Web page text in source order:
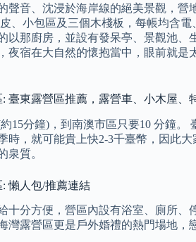
聲音、沈浸於海岸線的絕美景觀，
、小包區及三個木棧板，每帳均含
以那廚房，並設有發呆亭、景觀池
夜宿在大自然的懷抱當中，眼前就
臺東露營區推薦，露營車、小木屋、
15分鐘)，到南澳市區只要10 分鐘
時，就可能貴上快2-3千臺幣，因此
泉質。
懶人包/推薦連結
十分方便，營區內設有浴室、廁所
灣露營區更是戶外婚禮的熱門場地，